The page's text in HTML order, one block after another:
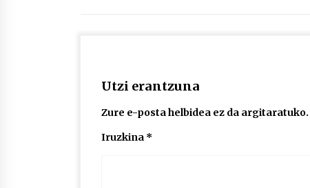
Utzi erantzuna
Zure e-posta helbidea ez da argitaratuko.
Iruzkina *